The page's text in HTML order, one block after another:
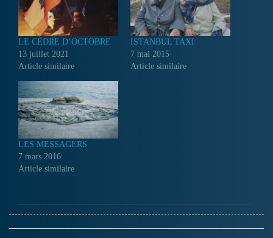
LE CÈDRE D’OCTOBRE
13 juillet 2021
Article similaire
ISTANBUL TAXI
7 mai 2015
Article similaire
LES MESSAGERS
7 mars 2016
Article similaire